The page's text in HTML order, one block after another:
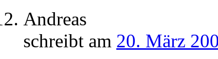
Andreas
schreibt am 20. März